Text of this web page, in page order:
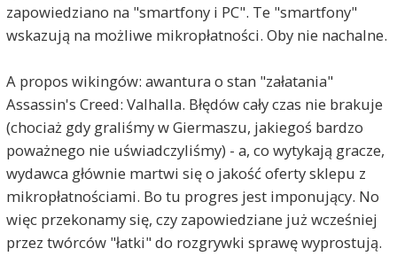
zapowiedziano na "smartfony i PC". Te "smartfony"
wskazują na możliwe mikropłatności. Oby nie nachalne.
A propos wikingów: awantura o stan "załatania"
Assassin's Creed: Valhalla. Błędów cały czas nie brakuje
(chociaż gdy graliśmy w Giermaszu, jakiegoś bardzo
poważnego nie uświadczyliśmy) - a, co wytykają gracze,
wydawca głównie martwi się o jakość oferty sklepu z
mikropłatnościami. Bo tu progres jest imponujący. No
więc przekonamy się, czy zapowiedziane już wcześniej
przez twórców "łatki" do rozgrywki sprawę wyprostują.